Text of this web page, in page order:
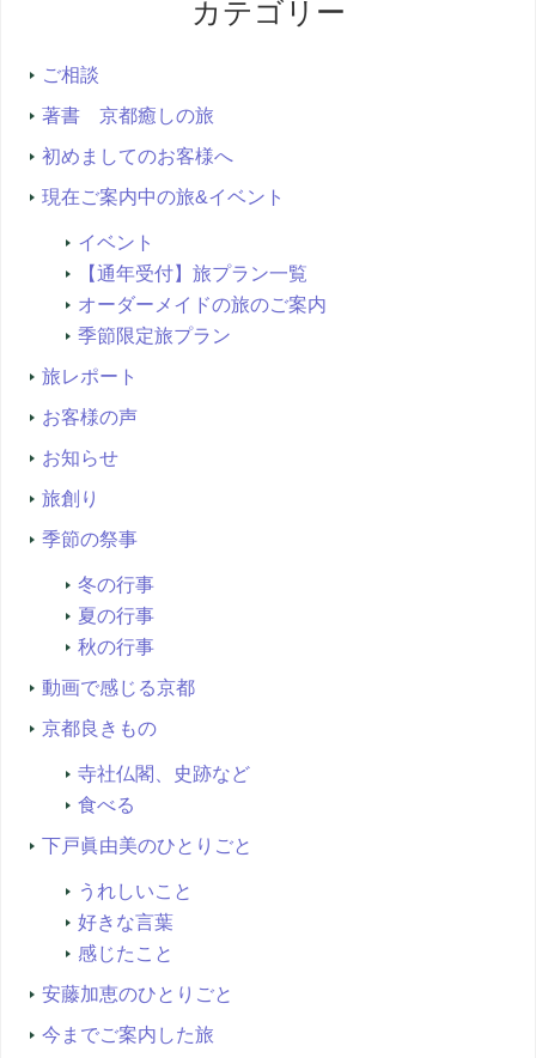
カテゴリー
ご相談
著書 京都癒しの旅
初めましてのお客様へ
現在ご案内中の旅&イベント
イベント
【通年受付】旅プラン一覧
オーダーメイドの旅のご案内
季節限定旅プラン
旅レポート
お客様の声
お知らせ
旅創り
季節の祭事
冬の行事
夏の行事
秋の行事
動画で感じる京都
京都良きもの
寺社仏閣、史跡など
食べる
下戸眞由美のひとりごと
うれしいこと
好きな言葉
感じたこと
安藤加恵のひとりごと
今までご案内した旅